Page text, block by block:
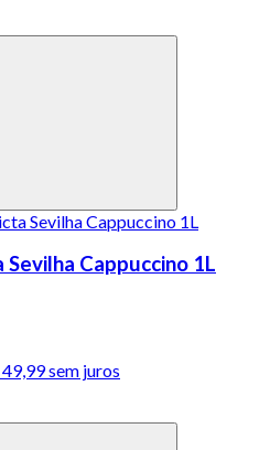
Cappuccino 1L
49,99sem juros